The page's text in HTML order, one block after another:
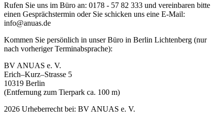
Rufen Sie uns im Büro an: 0178 - 57 82 333 und vereinbaren bitte
einen Gesprächstermin oder Sie schicken uns eine E-Mail:
info@anuas.de
Kommen Sie persönlich in unser Büro in Berlin Lichtenberg (nur
nach vorheriger Terminabsprache):
BV ANUAS e. V.
Erich–Kurz–Strasse 5
10319 Berlin
(Entfernung zum Tierpark ca. 100 m)
2026 Urheberrecht bei: BV ANUAS e. V.